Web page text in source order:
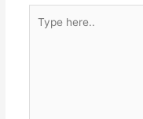
here..